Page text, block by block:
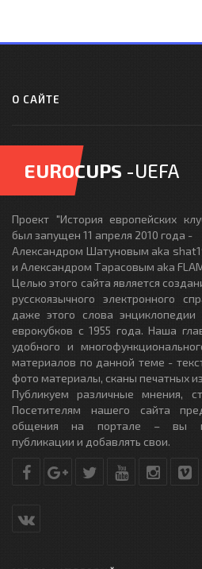
О САЙТЕ
EUROCUPS -UEFA
Проект "История европейских
был запущен 11 апреля 2010 года -
Александром Шатуновым aka
и Александром Тарасовым aka
Целью этого сайта является
русскоязычного электронного
даже этого слова энциклопедии
еврокубков с 1955 года. Наша
удобного и
материалов по данной теме -
фото материалы, сканы печатных
Публикуем различные мнения,
Посетителям нашего сайта
общения на портале – вы
публикации и добавлять свои.